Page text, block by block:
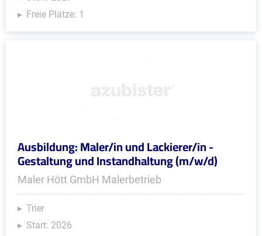
Freie Plätze: 1
Ausbildung: Maler/in und Lackierer/in -
Gestaltung und Instandhaltung (m/w/d)
Maler Hött GmbH Malerbetrieb
Trier
Start: 2026